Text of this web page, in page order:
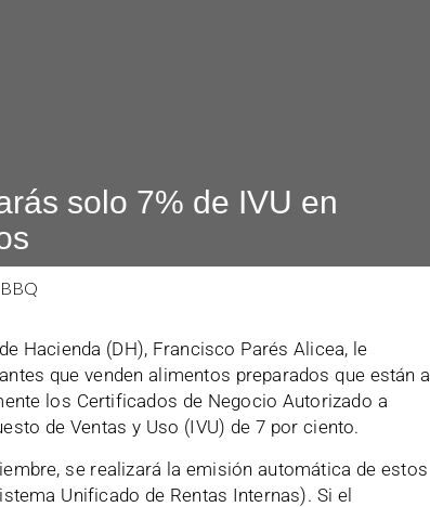
solo 7% de IVU en
Hacienda (DH), Francisco Parés Alicea, le
que venden alimentos preparados que están a
los Certificados de Negocio Autorizado a
de Ventas y Uso (IVU) de 7 por ciento.
se realizará la emisión automática de estos
Unificado de Rentas Internas). Si el